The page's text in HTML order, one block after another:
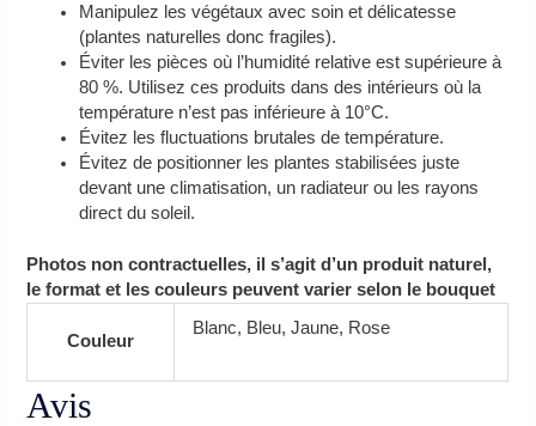
Manipulez les végétaux avec soin et délicatesse
(plantes naturelles donc fragiles).
Éviter les pièces où l’humidité relative est supérieure à
80 %. Utilisez ces produits dans des intérieurs où la
température n’est pas inférieure à 10°C.
Évitez les fluctuations brutales de température.
Évitez de positionner les plantes stabilisées juste
devant une climatisation, un radiateur ou les rayons
direct du soleil.
Photos non contractuelles, il s’agit d’un produit naturel,
le format et les couleurs peuvent varier selon le bouquet
Couleur
Blanc, Bleu, Jaune, Rose
Avis